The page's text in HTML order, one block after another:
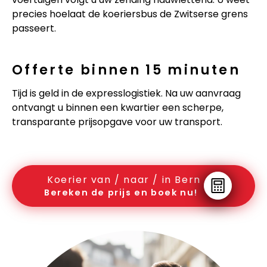
precies hoelaat de koeriersbus de Zwitserse grens
passeert.
Offerte binnen 15 minuten
Tijd is geld in de expresslogistiek. Na uw aanvraag
ontvangt u binnen een kwartier een scherpe,
transparante prijsopgave voor uw transport.
Koerier van / naar / in Bern
Bereken de prijs en boek nu!